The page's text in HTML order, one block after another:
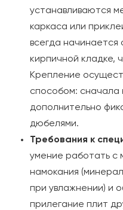
устанавливаются
каркаса или
всегда начинается
кирпичной кладке,
Крепление
способом: сначала
дополнительно
дюбелями.
Требования к
умение работать с
намокания
при увлажнении) и
прилегание плит